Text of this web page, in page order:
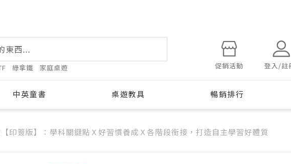
綠拿鐵 家庭桌遊 促銷活動 登入/註
中英童書 桌遊教具 暢銷排行
印簽版】：學科關鍵點Ｘ好習慣養成Ｘ各階段銜接，打造自主學習好體質